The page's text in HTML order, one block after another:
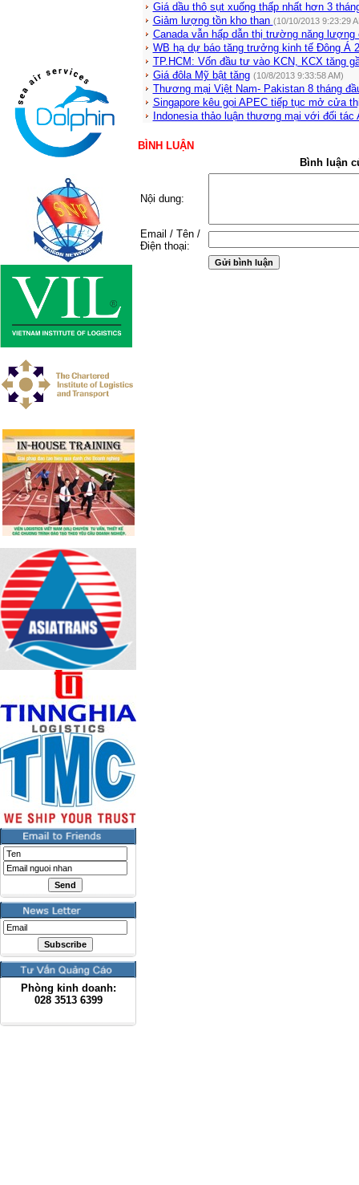
Phòng kinh doanh:
028 3513 6399
Giá dầu thô sụt xuống thấp nhất hơn 3
Giảm lượng tồn kho than (10/10/2013 9:23:29
Canada vẫn hấp dẫn thị trường năng
WB hạ dự báo tăng trưởng kinh tế Đông Á
TP.HCM: Vốn đầu tư vào KCN, KCX tăng
Giá đôla Mỹ bật tăng (10/8/2013 9:33:58 AM)
Thương mại Việt Nam- Pakistan 8 tháng
Singapore kêu gọi APEC tiếp tục mở cửa
Indonesia thảo luận thương mại với đối tác
BÌNH LUẬN
Bình luận
Nội dung:
Email / Tên /
Điện thoại: